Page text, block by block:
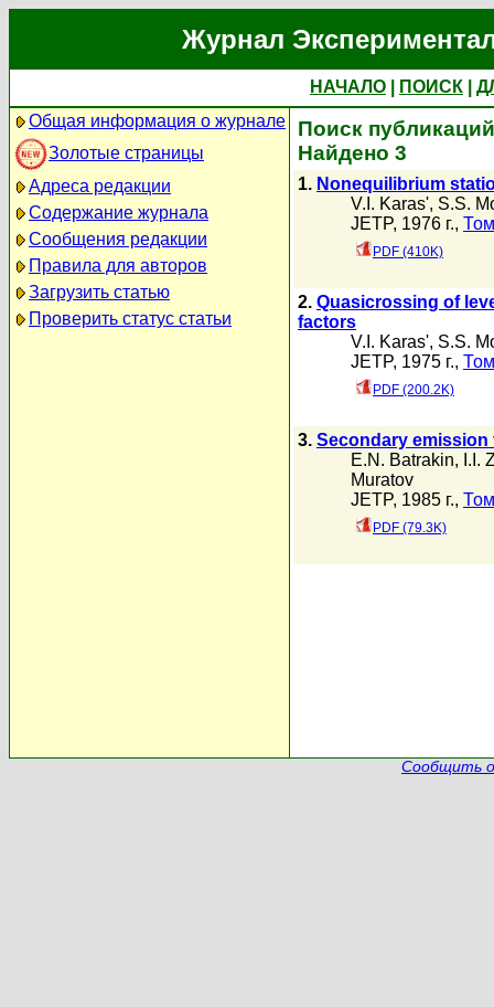
Журнал
НАЧАЛО ПОИСК
Общая информация о журнале
Золотые страницы
Адреса редакции
Содержание журнала
Сообщения редакции
Правила для авторов
Загрузить статью
Проверить статус статьи
Поиск
Найдено 3
1. Nonequilibrium
V.I. Karas', S.S.
JETP, 1976 г.,
PDF (410K)
2. Quasicrossing of
factors
V.I. Karas', S.S.
JETP, 1975 г.,
PDF (200.2K)
3. Secondary emission
E.N. Batrakin, I.I.
Muratov
JETP, 1985 г.,
PDF (79.3K)
Сообщить о